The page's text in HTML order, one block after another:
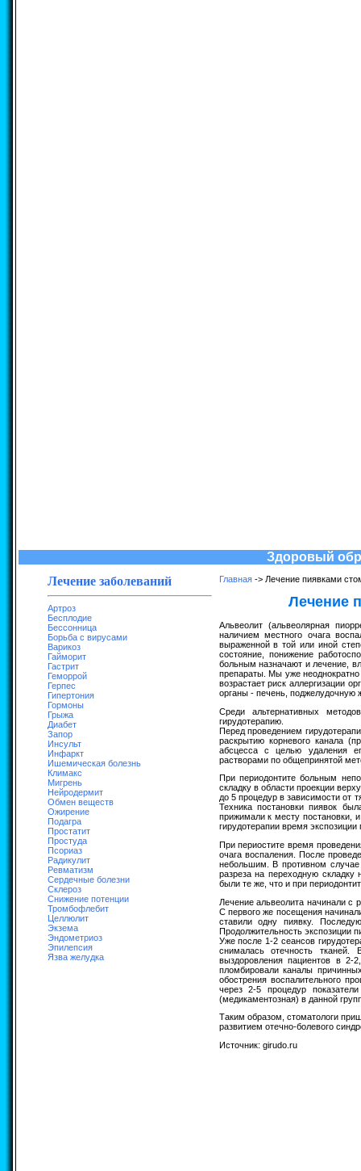
Здоровый
Лечение заболеваний
Артроз
Бесплодие
Бессонница
Борьба с вирусами
Варикоз
Гайморит
Гастрит
Геморрой
Герпес
Гипертония
Гормоны
Грыжа
Диабет
Запор
Инсульт
Инфаркт
Ишемическая болезнь
Климакс
Мигрень
Нейродермит
Обмен веществ
Ожирение
Подагра
Простатит
Простуда
Псориаз
Радикулит
Ревматизм
Сердечные болезни
Склероз
Снижение потенции
Тромбофлебит
Целлюлит
Экзема
Эндометриоз
Эпилепсия
Язва желудка
Главная-> Лечение пиявками
Лечение
Альвеолит (альвеолярная
наличием местного очага
выраженной в той или иной
состояние, понижение
больным назначают и лечение,
препараты. Мы уже
возрастает риск аллергизации
органы - печень, поджелудочную
Среди альтернативных
гирудотерапию.
Перед проведением
раскрытию корневого канала
абсцесса с целью удаления
растворами по общепринятой
При периодонтите больным
складку в области проекции
до 5 процедур в зависимости от
Техника постановки пиявок
прижимали к месту постановки,
гирудотерапии время
При периостите время
очага воспаления. После
небольшим. В противном
разреза на переходную
были те же, что и при
Лечение альвеолита начинали с
С первого же посещения
ставили одну пиявку.
Продолжительность экспозиции
Уже после 1-2 сеансов
снималась отечность тканей.
выздоровления пациентов в 2-
пломбировали каналы
обострения воспалительного
через 2-5 процедур
(медикаментозная) в данной
Таким образом, стоматологи
развитием отечно-болевого
Источник: girudo.ru